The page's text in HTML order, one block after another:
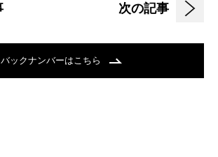
次の記事
バックナンバーはこちら